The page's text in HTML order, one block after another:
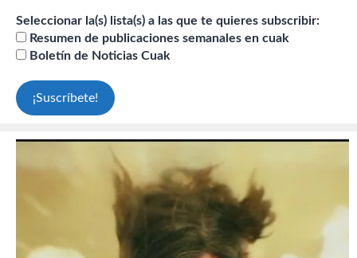
Seleccionar la(s) lista(s) a las que te quieres subscribir:
Resumen de publicaciones semanales en cuak
Boletín de Noticias Cuak